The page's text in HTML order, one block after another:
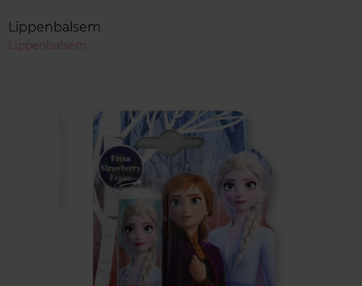
Lippenbalsem
Lippenbalsem